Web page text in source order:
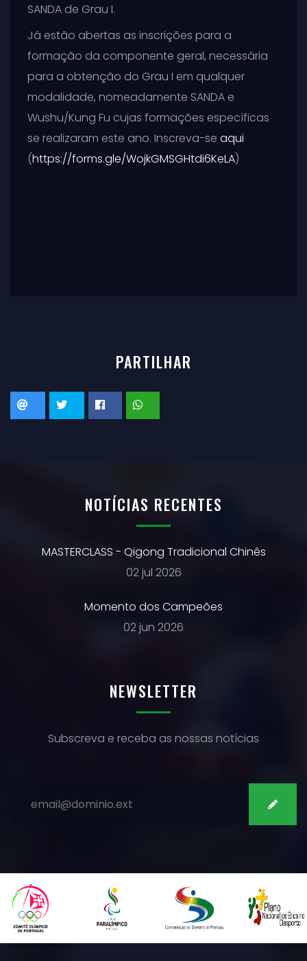
SANDA de Grau I.
Já estão abertas as inscrições para a
formação da componente geral, necessária
para a obtenção do Grau I em qualquer
modalidade, nomeadamente SANDA e
Wushu/Kung Fu cujas formações específicas
se realizaram este ano. Inscreva-se aqui
(https://forms.gle/WojkGMSGHtdi6KeLA)
PARTILHAR
NOTÍCIAS RECENTES
MASTERCLASS - Qigong Tradicional Chinês
02 jul 2026
Momento dos Campeões
02 jun 2026
NEWSLETTER
Subscreva e receba as nossas notícias